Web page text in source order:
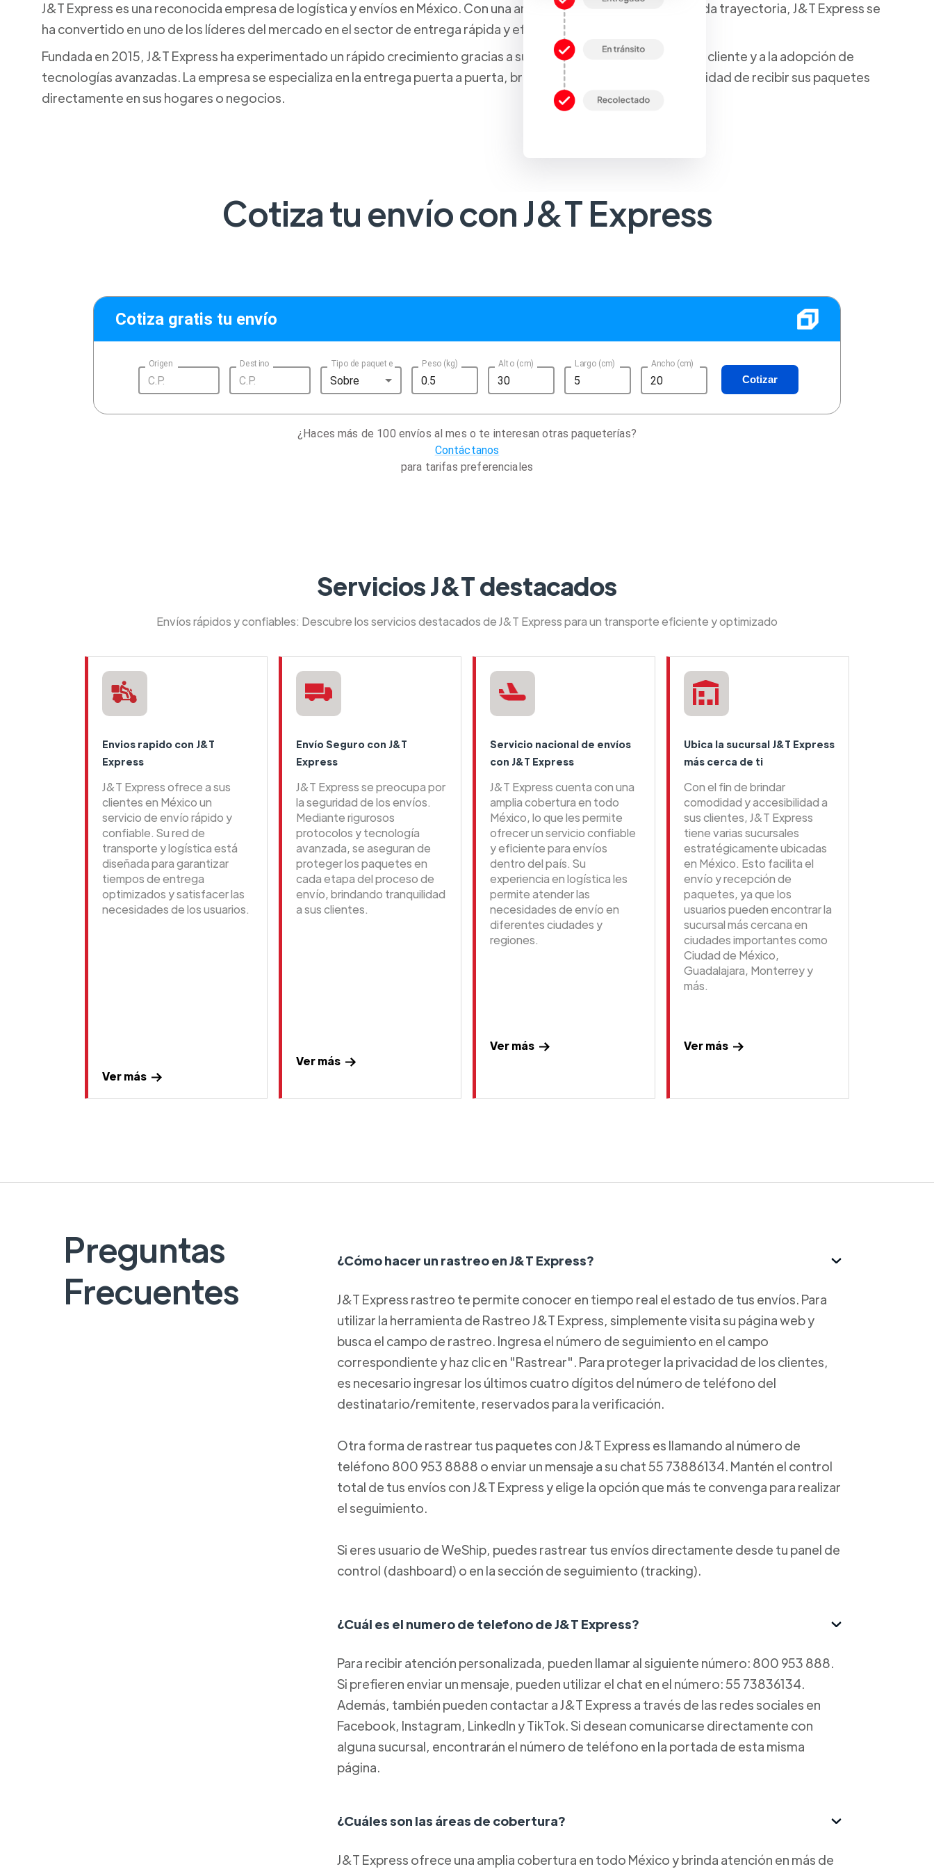
J&T Express es una reconocida empresa de logística y envíos en México. Con una amplia red de servicios y una sólida trayectoria, J&T Express se
ha convertido en uno de los líderes del mercado en el sector de entrega rápida y eficiente de paquetes.
Fundada en 2015, J&T Express ha experimentado un rápido crecimiento gracias a su enfoque en la satisfacción del cliente y a la adopción de
tecnologías avanzadas. La empresa se especializa en la entrega puerta a puerta, brindando a los clientes la comodidad de recibir sus paquetes
directamente en sus hogares o negocios.
Cotiza tu envío con J&T Express
Cotiza gratis tu envío
Origen Destino Tipo de paquete
Sobre
Peso (kg) Alto (cm) Largo (cm) Ancho (cm)
Cotizar
¿Haces más de 100 envíos al mes o te interesan otras paqueterías?
Contáctanos
para tarifas preferenciales
Servicios J&T destacados
Envíos rápidos y confiables: Descubre los servicios destacados de J&T Express para un transporte eficiente y optimizado
Envios rapido con J&T
Express
J&T Express ofrece a sus
clientes en México un
servicio de envío rápido y
confiable. Su red de
transporte y logística está
diseñada para garantizar
tiempos de entrega
optimizados y satisfacer las
necesidades de los usuarios.
Ver más
Envío Seguro con J&T
Express
J&T Express se preocupa por
la seguridad de los envíos.
Mediante rigurosos
protocolos y tecnología
avanzada, se aseguran de
proteger los paquetes en
cada etapa del proceso de
envío, brindando tranquilidad
a sus clientes.
Ver más
Servicio nacional de envíos
con J&T Express
J&T Express cuenta con una
amplia cobertura en todo
México, lo que les permite
ofrecer un servicio confiable
y eficiente para envíos
dentro del país. Su
experiencia en logística les
permite atender las
necesidades de envío en
diferentes ciudades y
regiones.
Ver más
Ubica la sucursal J&T Express
más cerca de ti
Con el fin de brindar
comodidad y accesibilidad a
sus clientes, J&T Express
tiene varias sucursales
estratégicamente ubicadas
en México. Esto facilita el
envío y recepción de
paquetes, ya que los
usuarios pueden encontrar la
sucursal más cercana en
ciudades importantes como
Ciudad de México,
Guadalajara, Monterrey y
más.
Ver más
Preguntas
Frecuentes
¿Cómo hacer un rastreo en J&T Express?
J&T Express rastreo te permite conocer en tiempo real el estado de tus envíos. Para
utilizar la herramienta de Rastreo J&T Express, simplemente visita su página web y
busca el campo de rastreo. Ingresa el número de seguimiento en el campo
correspondiente y haz clic en "Rastrear". Para proteger la privacidad de los clientes,
es necesario ingresar los últimos cuatro dígitos del número de teléfono del
destinatario/remitente, reservados para la verificación.
Otra forma de rastrear tus paquetes con J&T Express es llamando al número de
teléfono 800 953 8888 o enviar un mensaje a su chat 55 73886134. Mantén el control
total de tus envíos con J&T Express y elige la opción que más te convenga para realizar
el seguimiento.
Si eres usuario de WeShip, puedes rastrear tus envíos directamente desde tu panel de
control (dashboard) o en la sección de seguimiento (tracking).
¿Cuál es el numero de telefono de J&T Express?
Para recibir atención personalizada, pueden llamar al siguiente número: 800 953 888.
Si prefieren enviar un mensaje, pueden utilizar el chat en el número: 55 73836134.
Además, también pueden contactar a J&T Express a través de las redes sociales en
Facebook, Instagram, LinkedIn y TikTok. Si desean comunicarse directamente con
alguna sucursal, encontrarán el número de teléfono en la portada de esta misma
página.
¿Cuáles son las áreas de cobertura?
J&T Express ofrece una amplia cobertura en todo México y brinda atención en más de